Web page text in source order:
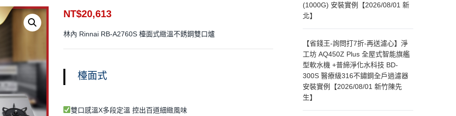
NT$20,613
林內 Rinnai RB-A2760S 檯面式緻溫不銹鋼雙口爐
檯面式
雙口感溫X多段定溫 控出百道細緻風味
(1000G) 安裝實例【2026/08/01 新
北】
【省錢王-詢問打7折-再送濾心】淨
工坊 AQ450Z Plus 全屋式智能旗艦
型軟水機 +普締淨化水科技 BD-
300S 醫療級316不鏽鋼全戶過濾器
安裝實例【2026/08/01 新竹陳先
生】